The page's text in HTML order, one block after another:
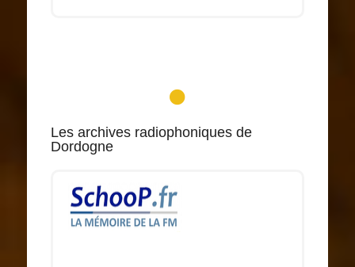
Les archives radiophoniques de
Dordogne